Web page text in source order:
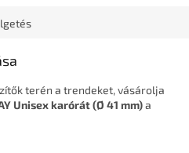
terén a trendeket, vásárolja
Unisex karórát (Ø 41 mm)a